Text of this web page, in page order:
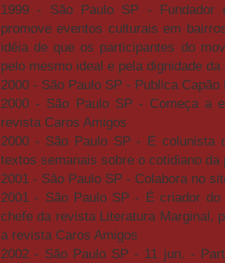
1999 - São Paulo SP - Fundador
promove eventos culturais em
idéia de que os participantes do
pelo mesmo ideal e pela dignidade da
2000 - São Paulo SP - Publica Capão
2000 - São Paulo SP - Começa a
revista Caros Amigos
2000 - São Paulo SP - É colunista
textos semanais sobre o cotidiano da
2001 - São Paulo SP - Colabora no
2001 - São Paulo SP - É criador do
chefe da revista Literatura Marginal,
a revista Caros Amigos
2002 - São Paulo SP - 11 jun. -